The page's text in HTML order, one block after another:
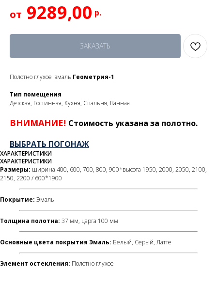
9289,00 р.
ЗАКАЗАТЬ
Полотно глухое эмаль Геометрия-1
Тип помещения
Детская, Гостинная, Кухня, Спальня, Ванная
ВНИМАНИЕ! Стоимость указана за полотно.
ВЫБРАТЬ ПОГОНАЖ
ХАРАКТЕРИСТИКИ
ХАРАКТЕРИСТИКИ
Размеры: ширина 400, 600, 700, 800, 900*высота 1950, 2000, 2050, 2100,
2150, 2200 / 600*1900
Покрытие: Эмаль
Толщина полотна: 37 мм, царга 100 мм
Основные цвета покрытия Эмаль: Белый, Серый, Латте
Элемент остекления: Полотно глухое